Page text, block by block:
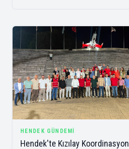
HENDEK GÜNDEMI
Hendek'te Kızılay Koordinasyon